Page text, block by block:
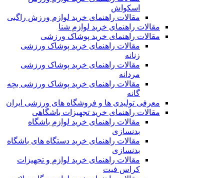
اسکواش
مقالات راهنمای خرید لوازم ورزش راگبی
مقالات راهنمای خرید لوازم شنا
مقالات راهنمای خرید پوشاک ورزشی
مقالات راهنمای خرید پوشاک ورزشی
زنانه
مقالات راهنمای خرید پوشاک ورزشی
مردانه
مقالات راهنمای خرید پوشاک ورزشی بچه
گانه
معرفی تولیدی ها و فروشگاه های ورزشی ایران
مقالات راهنمای خرید تجهیزات باشگاهی
مقالات راهنمای خرید لوازم باشگاه
بدنسازی
مقالات راهنمای خرید دستگاه های باشگاه
بدنسازی
مقالات راهنمای خرید لوازم و تجهیزات
کراس فیت